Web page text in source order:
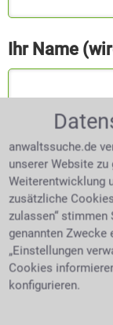
Ihr Name
Ihre E-Mail
anwaltssuche.de
unserer Website
Weiterentwicklung
zusätzliche
zulassen“ stimmen
genannten Zwecke
„Einstellungen
Cookies
konfigurieren.